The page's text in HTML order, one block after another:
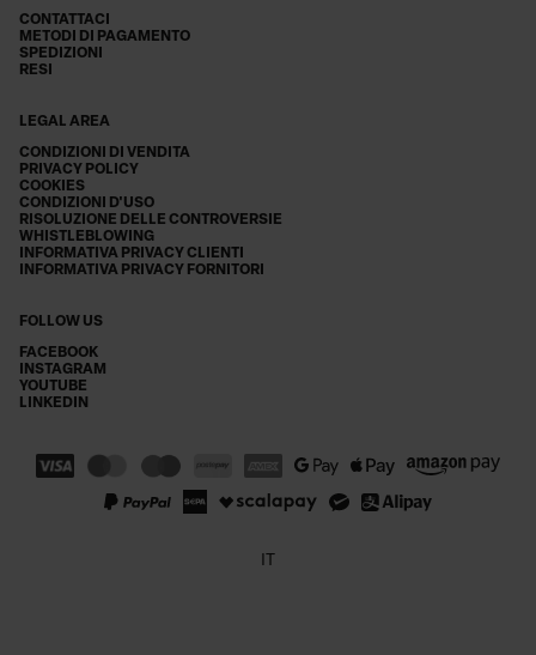
CONTATTACI
METODI DI PAGAMENTO
SPEDIZIONI
RESI
LEGAL AREA
CONDIZIONI DI VENDITA
PRIVACY POLICY
COOKIES
CONDIZIONI D'USO
RISOLUZIONE DELLE CONTROVERSIE
WHISTLEBLOWING
INFORMATIVA PRIVACY CLIENTI
INFORMATIVA PRIVACY FORNITORI
FOLLOW US
FACEBOOK
INSTAGRAM
YOUTUBE
LINKEDIN
IT